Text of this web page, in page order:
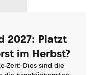
2027: Platzt
im Herbst?
Zeit: Dies sind die